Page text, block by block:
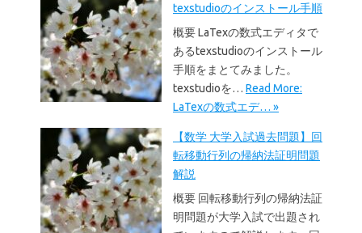
texstudioのインストール手順
概要 LaTexの数式エディタで
あるtexstudioのインストール
手順をまとてみました。
texstudioを… Read More:
LaTexの数式エデ… »
【数学 大学入試過去問題】回
転移動行列の帰納法証明問題
解説
概要 回転移動行列の帰納法証
明問題が大学入試で出題され